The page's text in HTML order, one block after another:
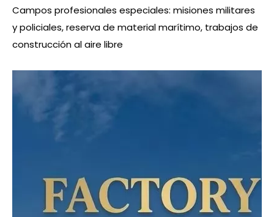
Campos profesionales especiales: misiones militares
y policiales, reserva de material marítimo, trabajos de
construcción al aire libre